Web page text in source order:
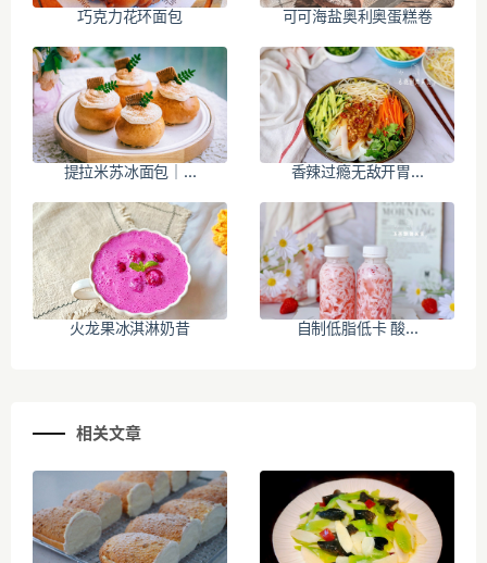
巧克力花环面包 可可海盐奥利奥蛋糕卷
提拉米苏冰面包｜... 香辣过瘾无敌开胃...
火龙果冰淇淋奶昔 自制低脂低卡 酸...
相关文章